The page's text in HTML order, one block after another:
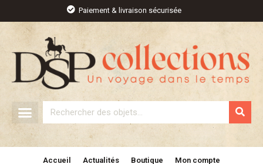
contenu
Paiement & livraison sécurisée
Rechercher
Accueil Actualités Boutique Mon compte